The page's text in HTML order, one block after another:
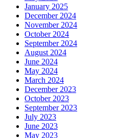
January 2025
December 2024
November 2024
October 2024
September 2024
August 2024
June 2024
May 2024
March 2024
December 2023
October 2023
September 2023
July 2023
June 2023
May 2023